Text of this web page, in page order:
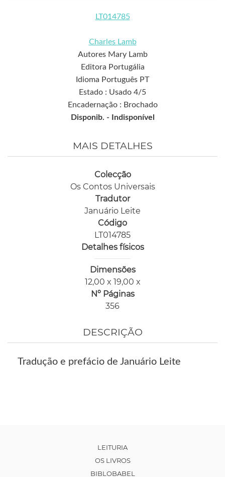
LT014785
Charles Lamb
Autores Mary Lamb
Editora Portugália
Idioma Português PT
Estado : Usado 4/5
Encadernação : Brochado
Disponib. -
Indisponível
MAIS DETALHES
Colecção
Os Contos Universais
Tradutor
Januário Leite
Código
LT014785
Detalhes físicos
Dimensões
12,00 x 19,00 x
Nº Páginas
356
DESCRIÇÃO
Tradução e prefácio de Januário Leite
LEITURIA
OS LIVROS
BIBLOBABEL